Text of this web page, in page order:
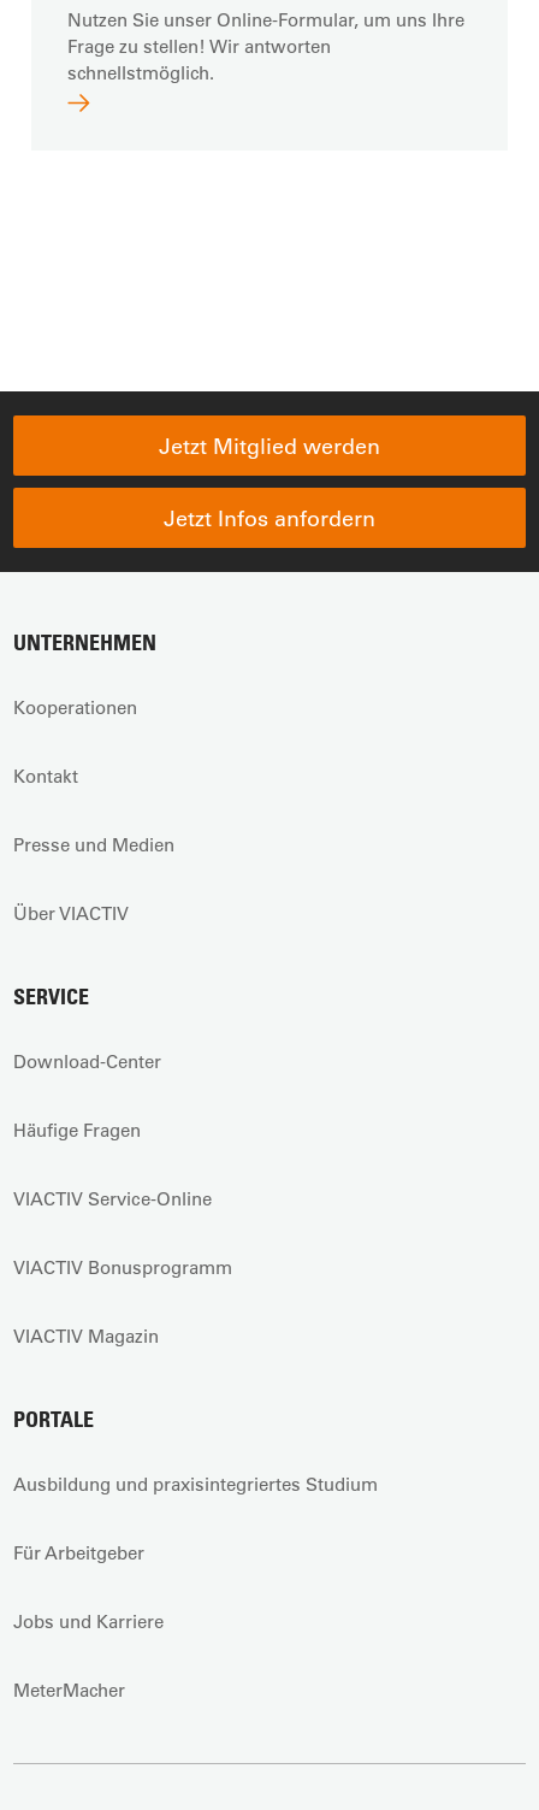
Nutzen Sie unser Online-Formular, um uns Ihre
Frage zu stellen! Wir antworten
schnellstmöglich.
Jetzt Mitglied werden
Jetzt Infos anfordern
UNTERNEHMEN
Kooperationen
Kontakt
Presse und Medien
Über VIACTIV
SERVICE
Download-Center
Häufige Fragen
VIACTIV Service-Online
VIACTIV Bonusprogramm
VIACTIV Magazin
PORTALE
Ausbildung und praxisintegriertes Studium
Für Arbeitgeber
Jobs und Karriere
MeterMacher